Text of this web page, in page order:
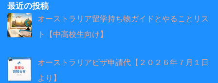
最近の投稿
オーストラリア留学持ち物ガイドとやることリス
ト【中高校生向け】
オーストラリアビザ申請代【２０２６年７月１日
より】